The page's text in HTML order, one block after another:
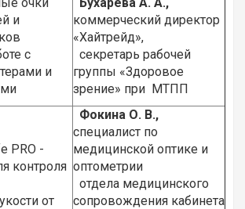
и
с
и
коммерческий директор
«Хайтрейд»,
секретарь рабочей
группы «Здоровое
зрение» при МТПП
PRO -
контроля
от
Фокина О. В.,
специалист по
медицинской оптике и
оптометрии
отдела медицинского
сопровождения кабинета